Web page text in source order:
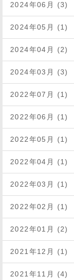
2024年06月 (3)
2024年05月 (1)
2024年04月 (2)
2024年03月 (3)
2022年07月 (1)
2022年06月 (1)
2022年05月 (1)
2022年04月 (1)
2022年03月 (1)
2022年02月 (1)
2022年01月 (2)
2021年12月 (1)
2021年11月 (4)